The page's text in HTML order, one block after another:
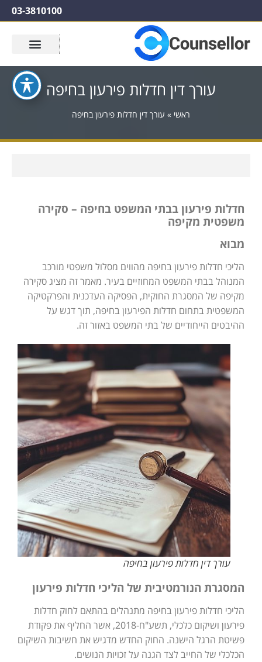
03-3810100
עורך דין חדלות פירעון בחיפה
ראשי » עורך דין חדלות פירעון בחיפה
חדלות פירעון בבתי המשפט בחיפה – סקירה
משפטית מקיפה
מבוא
הליכי חדלות פירעון בחיפה מהווים מסלול משפטי מורכב
המנוהל בבתי המשפט המחוזיים בעיר. מאמר זה מציג סקירה
מקיפה של המסגרת החוקית, הפסיקה העדכנית והפרקטיקה
המשפטית בתחום חדלות הפירעון בחיפה, תוך דגש על
ההיבטים הייחודיים של בתי המשפט באזור זה.
עורך דין חדלות פירעון בחיפה
המסגרת הנורמטיבית של הליכי חדלות פירעון
הליכי חדלות פירעון בחיפה מתנהלים בהתאם לחוק חדלות
פירעון ושיקום כלכלי, תשע"ח-2018, אשר החליף את פקודת
פשיטת הרגל הישנה. החוק החדש מדגיש את חשיבות השיקום
הכלכלי של החייב לצד הגנה על זכויות הנושים.